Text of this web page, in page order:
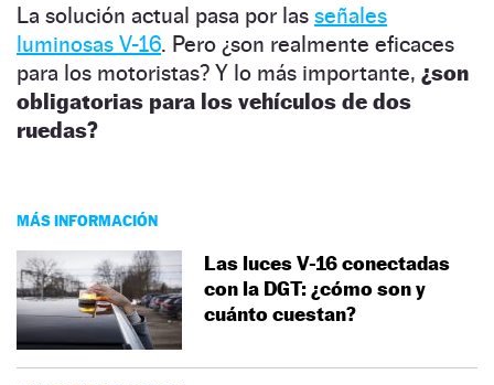
La solución actual pasa por las señales
luminosas V-16. Pero ¿son realmente eficaces
para los motoristas? Y lo más importante, ¿son
obligatorias para los vehículos de dos
ruedas?
MÁS INFORMACIÓN
Las luces V-16 conectadas
con la DGT: ¿cómo son y
cuánto cuestan?